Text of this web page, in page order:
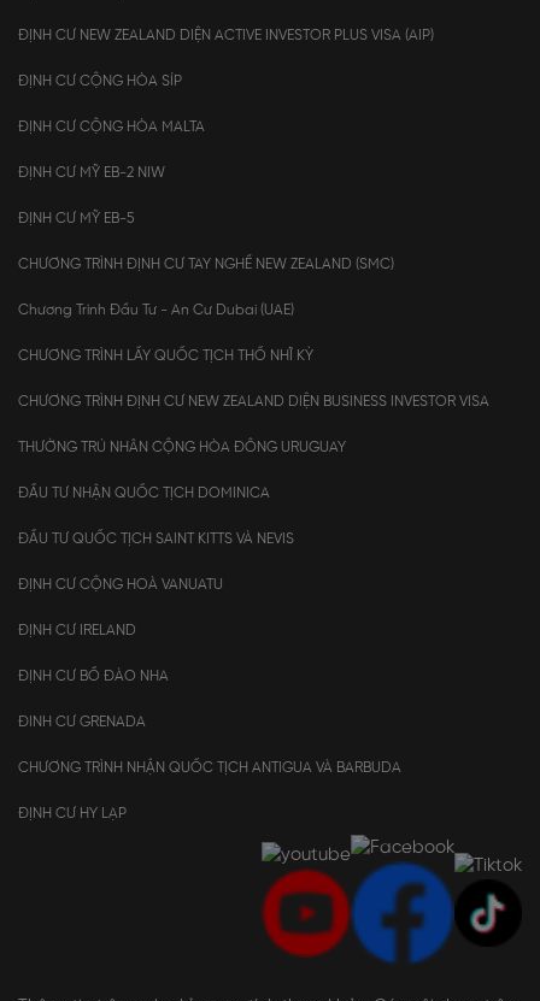
ĐỊNH CƯ NEW ZEALAND DIỆN ACTIVE INVESTOR PLUS VISA (AIP)
ĐỊNH CƯ CỘNG HÒA SÍP
ĐỊNH CƯ CỘNG HÒA MALTA
ĐỊNH CƯ MỸ EB-2 NIW
ĐỊNH CƯ MỸ EB-5
CHƯƠNG TRÌNH ĐỊNH CƯ TAY NGHỀ NEW ZEALAND (SMC)
Chương Trình Đầu Tư - An Cư Dubai (UAE)
CHƯƠNG TRÌNH LẤY QUỐC TỊCH THỔ NHĨ KỲ
CHƯƠNG TRÌNH ĐỊNH CƯ NEW ZEALAND DIỆN BUSINESS INVESTOR VISA
THƯỜNG TRÚ NHÂN CỘNG HÒA ĐÔNG URUGUAY
ĐẦU TƯ NHẬN QUỐC TỊCH DOMINICA
ĐẦU TƯ QUỐC TỊCH SAINT KITTS VÀ NEVIS
ĐỊNH CƯ CỘNG HOÀ VANUATU
ĐỊNH CƯ IRELAND
ĐỊNH CƯ BỒ ĐÀO NHA
ĐINH CƯ GRENADA
CHƯƠNG TRÌNH NHẬN QUỐC TỊCH ANTIGUA VÀ BARBUDA
ĐỊNH CƯ HY LẠP